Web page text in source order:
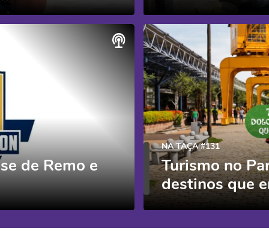
de Remo e
NA TAÇA #131
Turismo no
destinos que